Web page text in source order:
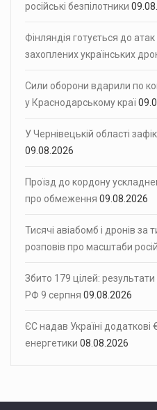
російські безпілотники
Фінляндія готується до
захоплених українських
Сили оборони вдарили по
у Краснодарському краї
У Чернівецькій області
09.08.2026
Проїзд до кордону
про обмеження 09.08.2026
Тисячі авіабомб і дронів
розповів про масштаби
Збито 179 цілей:
РФ 9 серпня 09.08.2026
ЄС надав Україні
енергетики 08.08.2026